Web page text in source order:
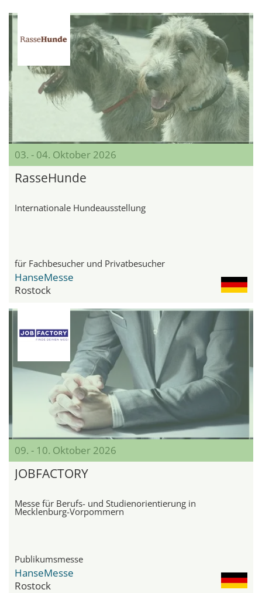
03. - 04. Oktober 2026
RasseHunde
Internationale Hundeausstellung
für Fachbesucher und Privatbesucher
HanseMesse
Rostock
09. - 10. Oktober 2026
JOBFACTORY
Messe für Berufs- und Studienorientierung in
Mecklenburg-Vorpommern
Publikumsmesse
HanseMesse
Rostock